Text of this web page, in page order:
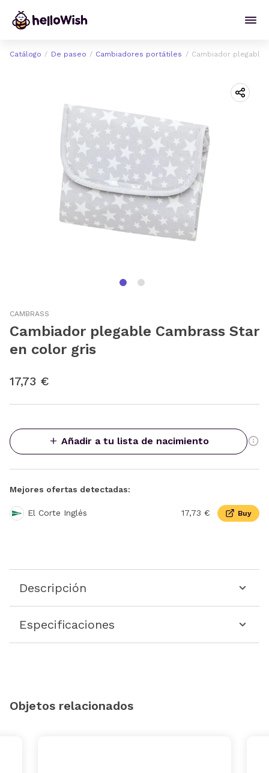
Catálogo De paseo Cambiadores portátiles Cambiador plegable
CAMBRASS
Cambiador plegable Cambrass Star
en color gris
17,73 €
Añadir a tu lista de nacimiento
Mejores ofertas detectadas:
El Corte Inglés 17,73 € Buy
Descripción
Especificaciones
Objetos relacionados